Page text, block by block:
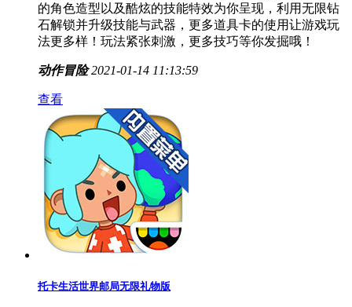
逃跑吧少年真正无限钻石版
逃跑吧少年是一款非常出色的非对称性对抗手游，Q萌
的角色造型以及酷炫的技能特效为你呈现，利用无限钻
石解锁并升级技能与武器，更多道具卡的使用让游戏玩
法更多样！玩法紧张刺激，更多技巧等你发掘哦！
动作冒险 2021-01-14 11:13:59
查看